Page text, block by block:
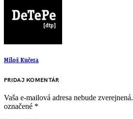
Miloš Kučera
PRIDAJ KOMENTÁR
Vaša e-mailová adresa nebude zverejnená.
označené *